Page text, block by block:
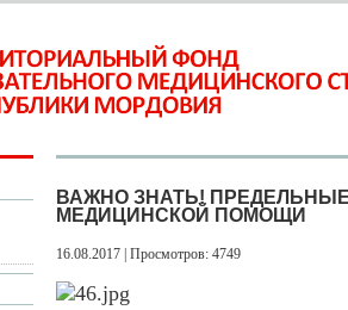
ВАЖНО ЗНАТЬ!
МЕДИЦИНСКОЙ ПОМОЩИ
16.08.2017 | Просмотров: 4749